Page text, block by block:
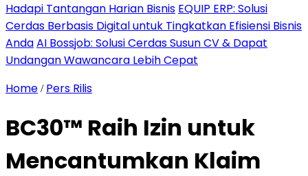
Hadapi Tantangan Harian Bisnis EQUIP ERP: Solusi
Cerdas Berbasis Digital untuk Tingkatkan Efisiensi Bisnis
AndaAI Bossjob: Solusi Cerdas Susun CV & Dapat
Undangan Wawancara Lebih Cepat
Home / Pers Rilis
BC30™ Raih Izin untuk
Mencantumkan Klaim